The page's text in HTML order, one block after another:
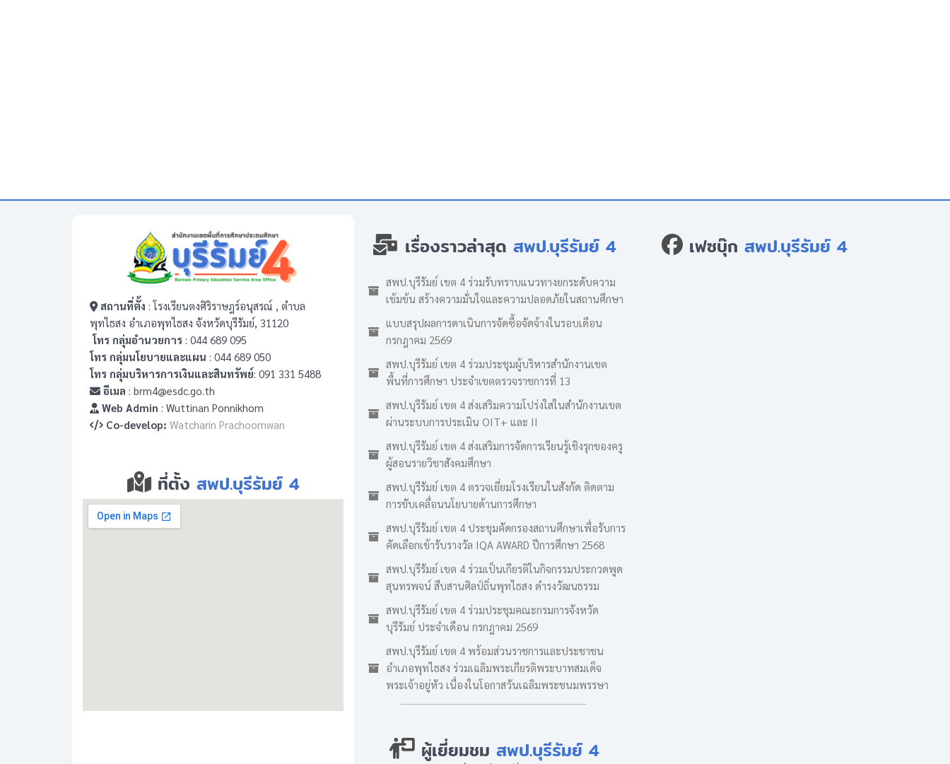
สถานที่ตั้ง : โรงเรียนตงศิริราษฎร์อนุสรณ์ , ตำบล
พุทไธสง อำเภอพุทไธสง จังหวัดบุรีรัมย์, 31120
โทร กลุ่มอำนวยการ : 044 689 095
โทร กลุ่มนโยบายและแผน : 044 689 050
โทร กลุ่มบริหารการเงินและสินทรัพย์: 091 331 5488
อีเมล : brm4@esdc.go.th
Web Admin : Wuttinan Ponnikhom
Co-develop: Watcharin Prachoomwan
ที่ตั้ง สพป.บุรีรัมย์ 4
เรื่องราวล่าสุด สพป.บุรีรัมย์ 4
สพป.บุรีรัมย์ เขต 4 ร่วมรับทราบแนวทางยกระดับความ
เข้มข้น สร้างความมั่นใจและความปลอดภัยในสถานศึกษา
แบบสรุปผลการดาเนินการจัดซื้อจัดจ้างในรอบเดือน
กรกฎาคม 2569
สพป.บุรีรัมย์ เขต 4 ร่วมประชุมผู้บริหารสำนักงานเขต
พื้นที่การศึกษา ประจำเขตตรวจราชการที่ 13
สพป.บุรีรัมย์ เขต 4 ส่งเสริมความโปร่งใสในสำนักงานเขต
ผ่านระบบการประเมิน OIT+ และ II
สพป.บุรีรัมย์ เขต 4 ส่งเสริมการจัดการเรียนรู้เชิงรุกของครู
ผู้สอนรายวิชาสังคมศึกษา
สพป.บุรีรัมย์ เขต 4 ตรวจเยี่ยมโรงเรียนในสังกัด ติดตาม
การขับเคลื่อนนโยบายด้านการศึกษา
สพป.บุรีรัมย์ เขต 4 ประชุมคัดกรองสถานศึกษาเพื่อรับการ
คัดเลือกเข้ารับรางวัล IQA AWARD ปีการศึกษา 2568
สพป.บุรีรัมย์ เขต 4 ร่วมเป็นเกียรติในกิจกรรมประกวดพูด
สุนทรพจน์ สืบสานศิลป์ถิ่นพุทไธสง ดำรงวัฒนธรรม
สพป.บุรีรัมย์ เขต 4 ร่วมประชุมคณะกรมการจังหวัด
บุรีรัมย์ ประจำเดือน กรกฎาคม 2569
สพป.บุรีรัมย์ เขต 4 พร้อมส่วนราชการและประชาชน
อำเภอพุทไธสง ร่วมเฉลิมพระเกียรติพระบาทสมเด็จ
พระเจ้าอยู่หัว เนื่องในโอกาสวันเฉลิมพระชนมพรรษา
ผู้เยี่ยมชม สพป.บุรีรัมย์ 4
เฟซบุ๊ก สพป.บุรีรัมย์ 4